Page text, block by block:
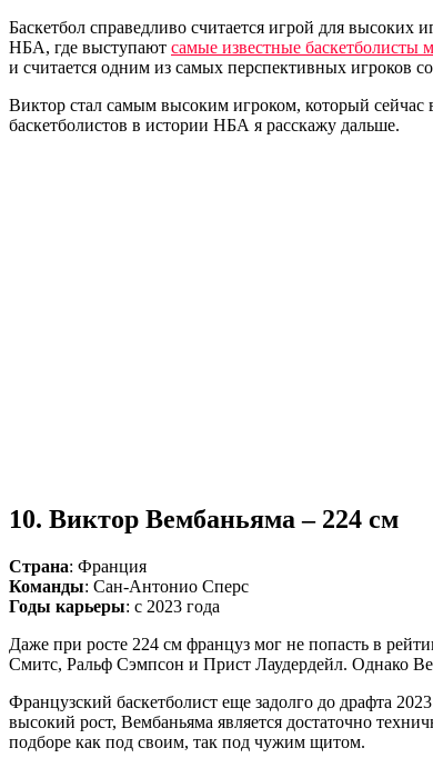
Баскетбол справедливо считается игрой для
НБА, где выступают самые известные баскетболисты
и считается одним из самых перспективных игроков
Виктор стал самым высоким игроком, который сейчас
баскетболистов в истории НБА я расскажу дальше.
10. Виктор Вембаньяма – 224 см
Страна: Франция
Команды: Сан-Антонио Сперс
Годы карьеры: с 2023 года
Даже при росте 224 см француз мог не попасть в
Смитс, Ральф Сэмпсон и Прист Лаудердейл. Однако
Французский баскетболист еще задолго до драфта
высокий рост, Вембаньяма является достаточно
подборе как под своим, так под чужим щитом.